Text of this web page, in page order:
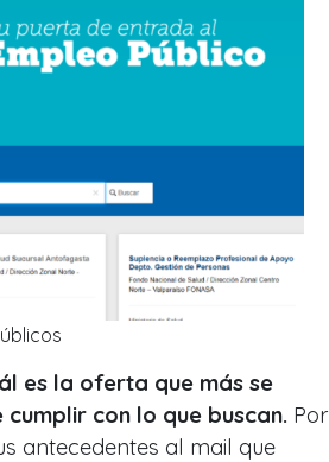
es la oferta que más se
con lo que buscan. Por
antecedentes al mail que